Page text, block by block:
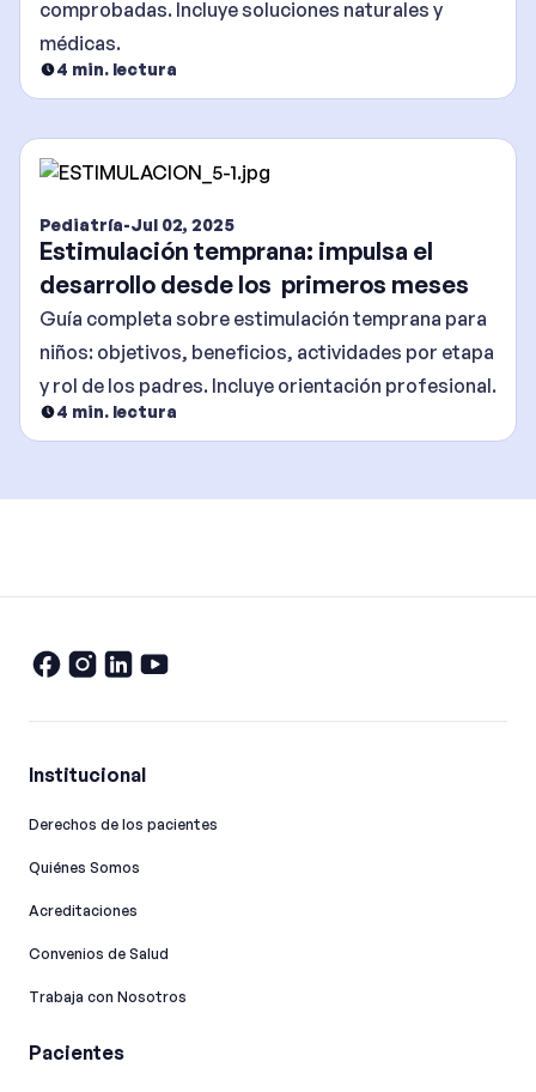
comprobadas. Incluye soluciones naturales y
médicas.
4 min. lectura
Pediatría-Jul 02, 2025
Estimulación temprana: impulsa el
desarrollo desde los primeros meses
Guía completa sobre estimulación temprana para
niños: objetivos, beneficios, actividades por etapa
y rol de los padres. Incluye orientación profesional.
4 min. lectura
Institucional
Derechos de los pacientes
Quiénes Somos
Acreditaciones
Convenios de Salud
Trabaja con Nosotros
Pacientes